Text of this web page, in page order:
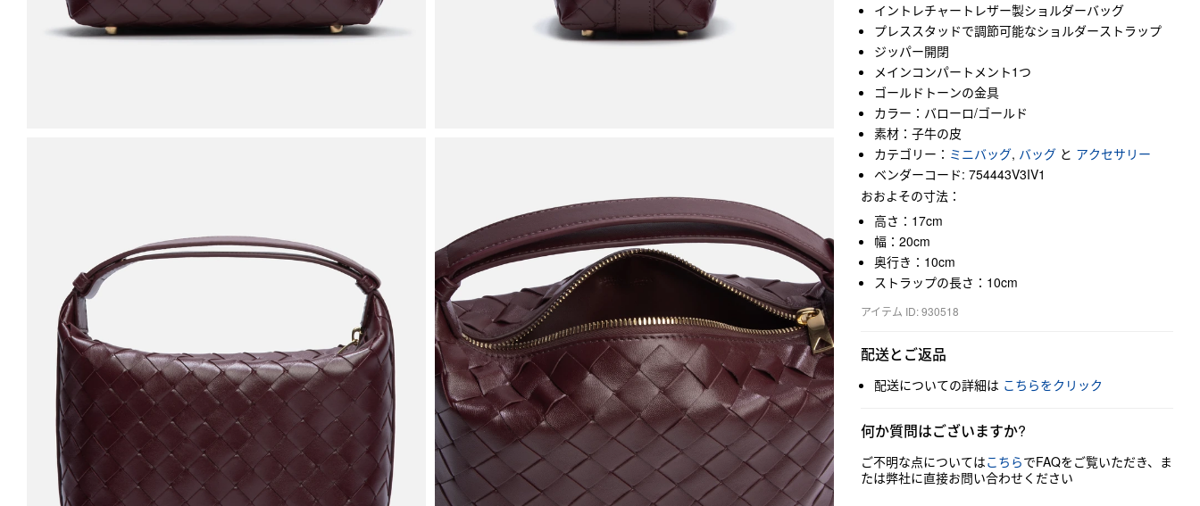
イントレチャートレザー製ショルダーバッグ
プレススタッドで調節可能なショルダーストラップ
ジッパー開閉
メインコンパートメント1つ
ゴールドトーンの金具
カラー：バローロ/ゴールド
素材：子牛の皮
カテゴリー： ミニバッグ, バッグ と アクセサリー
ベンダーコード: 754443V3IV1
おおよその寸法：
高さ：17cm
幅：20cm
奥行き：10cm
ストラップの長さ：10cm
アイテム ID: 930518
配送とご返品
配送についての詳細は こちらをクリック
何か質問はございますか?
ご不明な点についてはこちらでFAQをご覧いただき、ま
たは弊社に直接お問い合わせください